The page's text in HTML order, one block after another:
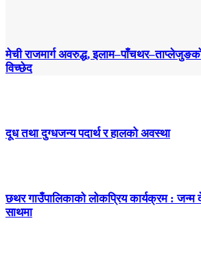
मेची राजमार्ग अवरुद्ध,
विच्छेद
दूध तथा दुग्धजन्य पदार्थ र हालको अवस्था
छथर गाउँपालिकाको लोकप्रिय कार्यक्रम : जन्म
साथमा